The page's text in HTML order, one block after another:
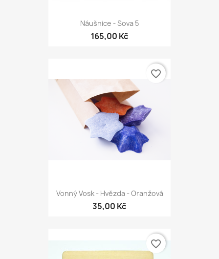
Náušnice - Sova 5
165,00 Kč
Vonný Vosk - Hvězda - Oranžová
35,00 Kč
favorite_border
favorite_border